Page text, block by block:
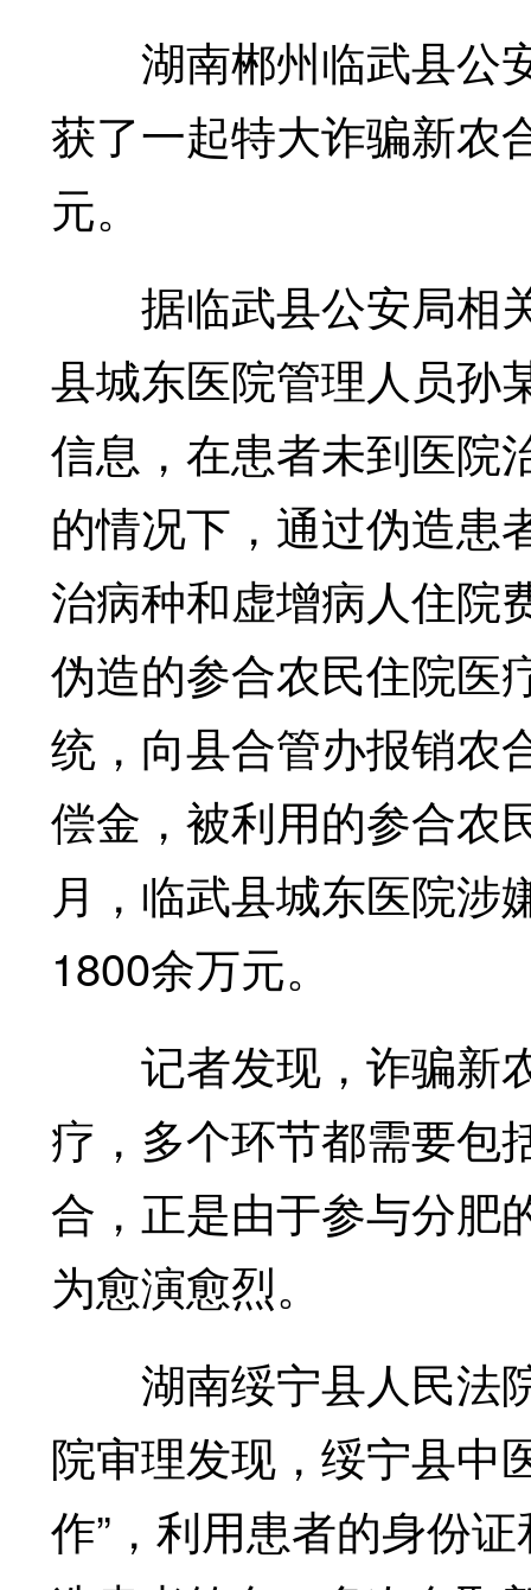
湖南郴州临武县公
获了一起特大诈骗新农
元。
据临武县公安局相
县城东医院管理人员孙
信息，在患者未到医院
的情况下，通过伪造患
治病种和虚增病人住院
伪造的参合农民住院医
统，向县合管办报销农
偿金，被利用的参合农
月，临武县城东医院涉
1800余万元。
记者发现，诈骗新
疗，多个环节都需要包
合，正是由于参与分肥
为愈演愈烈。
湖南绥宁县人民法
院审理发现，绥宁县中
作”，利用患者的身份